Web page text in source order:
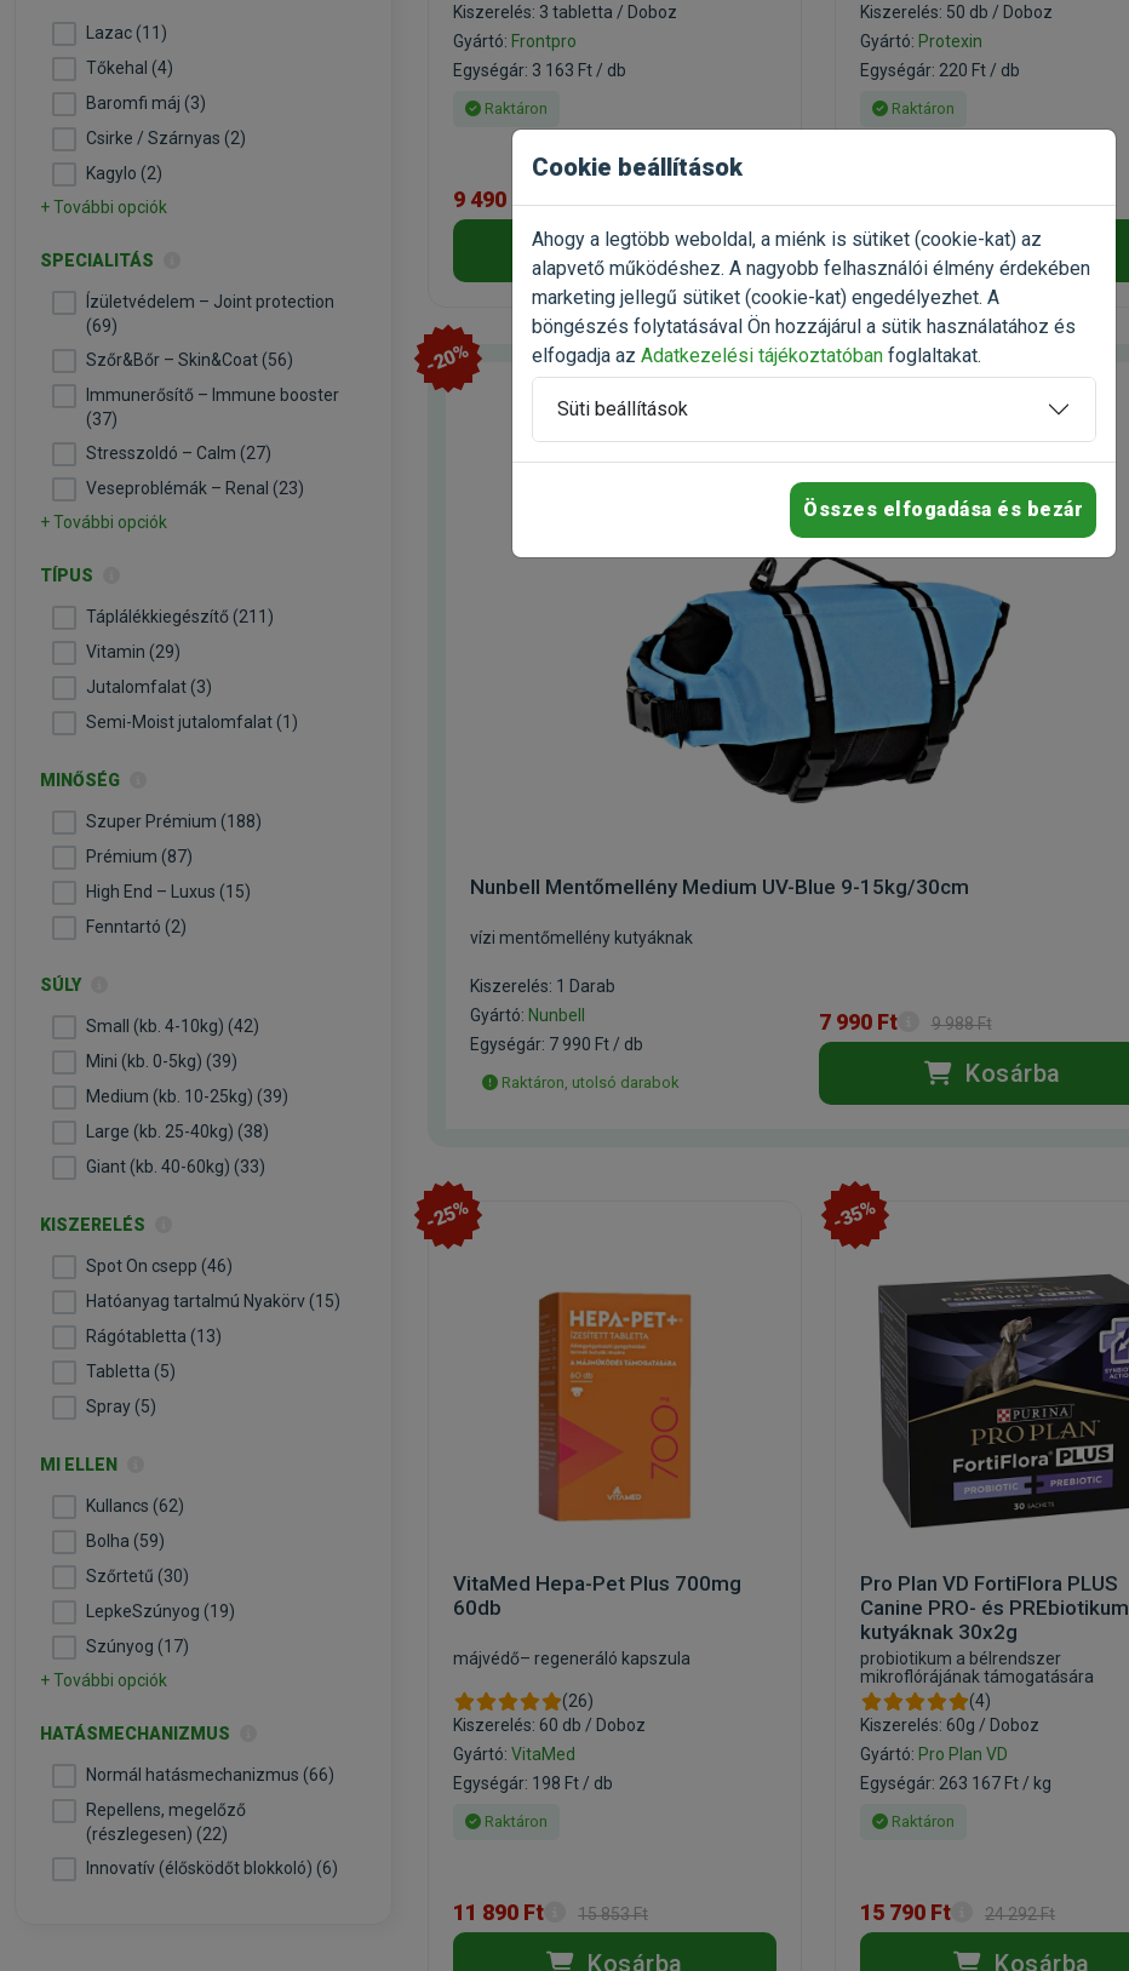
Kiszerelés: 3 tabletta / Doboz
Gyártó: Frontpro
Egységár: 3 163 Ft / db
Raktáron
9 490 Ft 10 544 Ft
Kosárba
Kiszerelés: 50 db / Doboz
Gyártó: Protexin
Egységár: 220 Ft / db
Raktáron
10 990 Ft 16 908 Ft
Kosárba
-20%
Nunbell Mentőmellény Medium UV-Blue 9-15kg/30cm
vízi mentőmellény kutyáknak
Kiszerelés: 1 Darab
Gyártó: Nunbell
Egységár: 7 990 Ft / db
Raktáron, utolsó darabok
7 990 Ft 9 988 Ft
Kosárba
-25%
VitaMed Hepa-Pet Plus 700mg
60db
májvédő– regeneráló kapszula
(26)
Kiszerelés: 60 db / Doboz
Gyártó: VitaMed
Egységár: 198 Ft / db
Raktáron
11 890 Ft 15 853 Ft
Kosárba
-35%
Pro Plan VD FortiFlora PLUS
Canine PRO- és PREbiotikum
kutyáknak 30x2g
probiotikum a bélrendszer
mikroflórájának támogatására
(4)
Kiszerelés: 60g / Doboz
Gyártó: Pro Plan VD
Egységár: 263 167 Ft / kg
Raktáron
15 790 Ft 24 292 Ft
Kosárba
Lazac (11)
Tőkehal (4)
Baromfi máj (3)
Csirke / Szárnyas (2)
Kagylo (2)
+ További opciók
SPECIALITÁS
Ízületvédelem – Joint protection
(69)
Szőr&Bőr – Skin&Coat (56)
Immunerősítő – Immune booster
(37)
Stresszoldó – Calm (27)
Veseproblémák – Renal (23)
+ További opciók
TÍPUS
Táplálékkiegészítő (211)
Vitamin (29)
Jutalomfalat (3)
Semi-Moist jutalomfalat (1)
MINŐSÉG
Szuper Prémium (188)
Prémium (87)
High End – Luxus (15)
Fenntartó (2)
SÚLY
Small (kb. 4-10kg) (42)
Mini (kb. 0-5kg) (39)
Medium (kb. 10-25kg) (39)
Large (kb. 25-40kg) (38)
Giant (kb. 40-60kg) (33)
KISZERELÉS
Spot On csepp (46)
Hatóanyag tartalmú Nyakörv (15)
Rágótabletta (13)
Tabletta (5)
Spray (5)
MI ELLEN
Kullancs (62)
Bolha (59)
Szőrtetű (30)
LepkeSzúnyog (19)
Szúnyog (17)
+ További opciók
HATÁSMECHANIZMUS
Normál hatásmechanizmus (66)
Repellens, megelőző
(részlegesen) (22)
Innovatív (élősködőt blokkoló) (6)
Cookie beállítások
Ahogy a legtöbb weboldal, a miénk is sütiket (cookie-kat) az
alapvető működéshez. A nagyobb felhasználói élmény érdekében
marketing jellegű sütiket (cookie-kat) engedélyezhet. A
böngészés folytatásával Ön hozzájárul a sütik használatához és
elfogadja az Adatkezelési tájékoztatóban foglaltakat.
Süti beállítások
Összes elfogadása és bezár